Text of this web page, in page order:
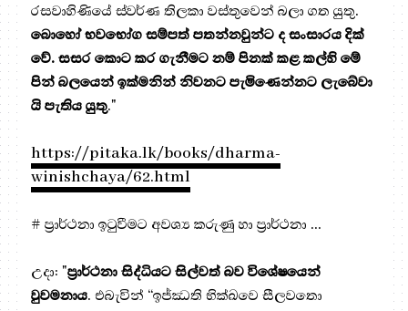
රසවාහිණියේ ස්වර්ණ තිලකා වස්තුවෙන් බලා ගත යුතු.
බොහෝ භවභෝග සම්පත් පතන්නවුන්ට ද සංසාරය දික්
වේ. සසර කොට කර ගැනීමට නම් පිනක් කළ කල්හි මේ
පින් බලයෙන් ඉක්මනින් නිවනට පැමිණෙන්නට ලැබේවා
යි පැතිය යුතු."
https://pitaka.lk/books/dharma-
winishchaya/62.html
# ප්‍රාර්ථනා ඉටුවීමට අවශ්‍ය කරුණු හා ප්‍රාර්ථනා ...
උදා: "ප්‍රාර්ථනා සිද්ධියට සිල්වත් බව විශේෂයෙන්
වුවමනාය. එබැවින් “ඉජ්ඣති භික්ඛවෙ සීලවතො